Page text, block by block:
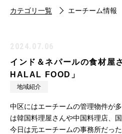
カテゴリ一覧 エーチーム情報
インド＆ネパールの食材屋
HALAL FOOD」
地域紹介
中区にはエーチームの管理物件が
は韓国料理屋さんや中国料理店、
今日は元エーチームの事務所だっ